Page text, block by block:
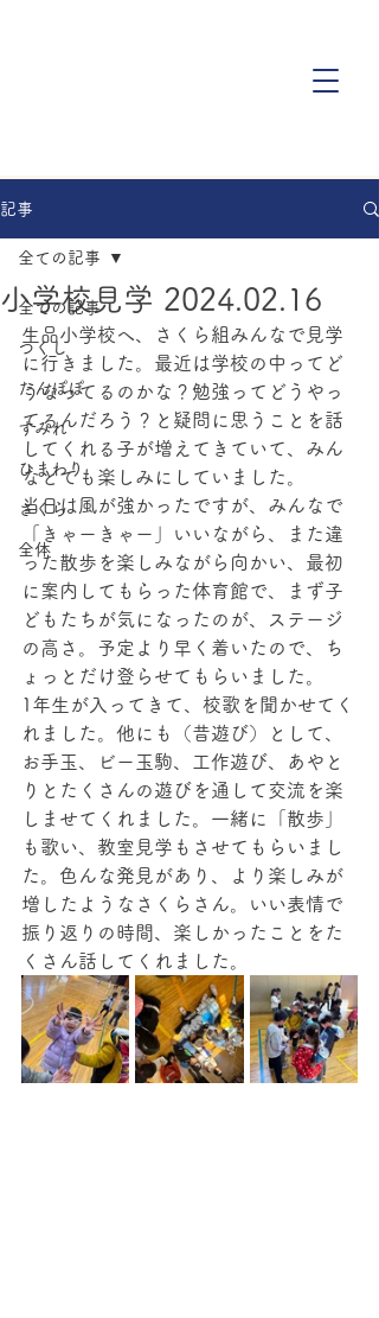
記事
全ての記事
つくし
たんぽぽ
すみれ
ひまわり
さくら
全体
全ての記事
小学校見学 2024.02.16
生品小学校へ、さくら組みんなで見学
に行きました。最近は学校の中ってど
うなってるのかな？勉強ってどうやっ
てるんだろう？と疑問に思うことを話
してくれる子が増えてきていて、みん
なとても楽しみにしていました。
当日は風が強かったですが、みんなで
「きゃーきゃー」いいながら、また違
った散歩を楽しみながら向かい、最初
に案内してもらった体育館で、まず子
どもたちが気になったのが、ステージ
の高さ。予定より早く着いたので、ち
ょっとだけ登らせてもらいました。
1年生が入ってきて、校歌を聞かせてく
れました。他にも（昔遊び）として、
お手玉、ビー玉駒、工作遊び、あやと
りとたくさんの遊びを通して交流を楽
しませてくれました。一緒に「散歩」
も歌い、教室見学もさせてもらいまし
た。色んな発見があり、より楽しみが
増したようなさくらさん。いい表情で
振り返りの時間、楽しかったことをた
くさん話してくれました。